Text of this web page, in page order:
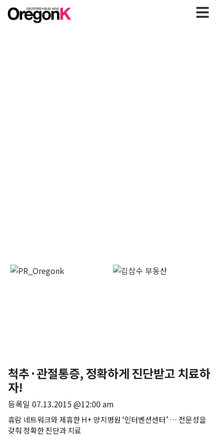
척추·관절통증, 정확하게 진단받고 치료하
자!
등록일 07.13.2015 @12:00 am
휴람 네트워크와 제휴한 H+ 양지병원 ‘인터벤션센터’ … 전문성을
갖춰 정확한 진단과 치료